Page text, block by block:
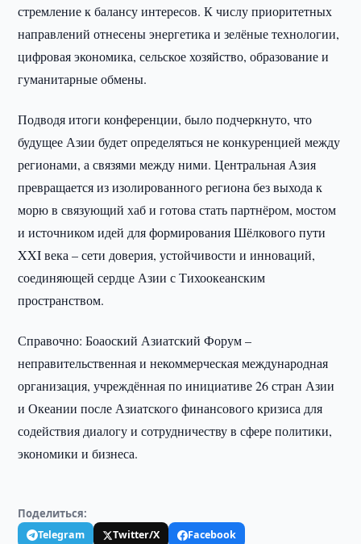
стремление к балансу интересов. К числу приоритетных
направлений отнесены энергетика и зелёные технологии,
цифровая экономика, сельское хозяйство, образование и
гуманитарные обмены.
Подводя итоги конференции, было подчеркнуто, что
будущее Азии будет определяться не конкуренцией между
регионами, а связями между ними. Центральная Азия
превращается из изолированного региона без выхода к
морю в связующий хаб и готова стать партнёром, мостом
и источником идей для формирования Шёлкового пути
XXI века – сети доверия, устойчивости и инноваций,
соединяющей сердце Азии с Тихоокеанским
пространством.
Справочно: Боаоский Азиатский Форум –
неправительственная и некоммерческая международная
организация, учреждённая по инициативе 26 стран Азии
и Океании после Азиатского финансового кризиса для
содействия диалогу и сотрудничеству в сфере политики,
экономики и бизнеса.
Поделиться:
Telegram Twitter/X Facebook